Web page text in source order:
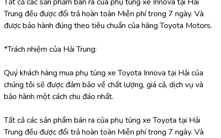
Trung đều được đổi trả hoàn toàn Miễn phí trong 7 ngày. Và
được bảo hành đúng theo tiêu chuẩn của hãng Toyota Motors.
*Trách nhiệm của Hải Trung:
Quý khách hàng mua phụ tùng xe Toyota Innova tại Hải của
chúng tôi sẽ được đảm bảo về chất lượng, giá cả, dịch vụ và
bảo hành một cách chu đáo nhất.
Tất cả các sản phẩm bán ra của phụ tùng xe Toyota tại Hải
Trung đều được đổi trả hoàn toàn Miễn phí trong 7 ngày. Và